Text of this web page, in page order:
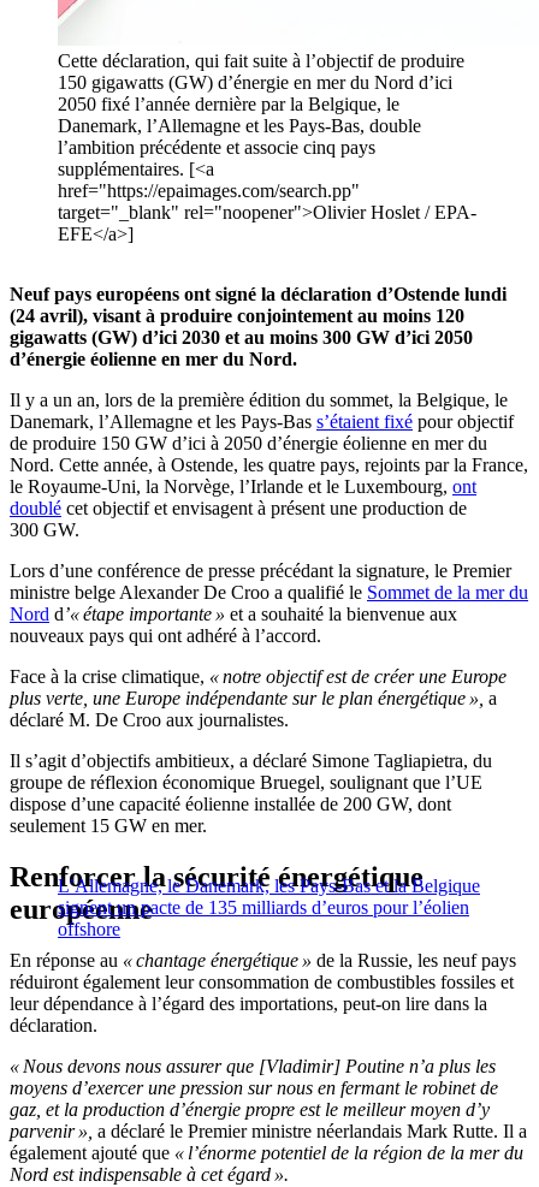
Cette déclaration, qui fait suite à l’objectif de produire
150 gigawatts (GW) d’énergie en mer du Nord d’ici
2050 fixé l’année dernière par la Belgique, le
Danemark, l’Allemagne et les Pays-Bas, double
l’ambition précédente et associe cinq pays
supplémentaires. [<a
href="https://epaimages.com/search.pp"
target="_blank" rel="noopener">Olivier Hoslet / EPA-
EFE</a>]
Neuf pays européens ont signé la déclaration d’Ostende lundi
(24 avril), visant à produire conjointement au moins 120
gigawatts (GW) d’ici 2030 et au moins 300 GW d’ici 2050
d’énergie éolienne en mer du Nord.
Il y a un an, lors de la première édition du sommet, la Belgique, le
Danemark, l’Allemagne et les Pays-Bas s’étaient fixé pour objectif
de produire 150 GW d’ici à 2050 d’énergie éolienne en mer du
Nord. Cette année, à Ostende, les quatre pays, rejoints par la France,
le Royaume-Uni, la Norvège, l’Irlande et le Luxembourg, ont
doublé cet objectif et envisagent à présent une production de
300 GW.
Lors d’une conférence de presse précédant la signature, le Premier
ministre belge Alexander De Croo a qualifié le Sommet de la mer du
Nord d’« étape importante » et a souhaité la bienvenue aux
nouveaux pays qui ont adhéré à l’accord.
Face à la crise climatique, « notre objectif est de créer une Europe
plus verte, une Europe indépendante sur le plan énergétique », a
déclaré M. De Croo aux journalistes.
Il s’agit d’objectifs ambitieux, a déclaré Simone Tagliapietra, du
groupe de réflexion économique Bruegel, soulignant que l’UE
dispose d’une capacité éolienne installée de 200 GW, dont
seulement 15 GW en mer.
L’Allemagne, le Danemark, les Pays-Bas et la Belgique
signent un pacte de 135 milliards d’euros pour l’éolien
offshore
Renforcer la sécurité énergétique
européenne
En réponse au « chantage énergétique » de la Russie, les neuf pays
réduiront également leur consommation de combustibles fossiles et
leur dépendance à l’égard des importations, peut-on lire dans la
déclaration.
« Nous devons nous assurer que [Vladimir] Poutine n’a plus les
moyens d’exercer une pression sur nous en fermant le robinet de
gaz, et la production d’énergie propre est le meilleur moyen d’y
parvenir », a déclaré le Premier ministre néerlandais Mark Rutte. Il a
également ajouté que « l’énorme potentiel de la région de la mer du
Nord est indispensable à cet égard ».